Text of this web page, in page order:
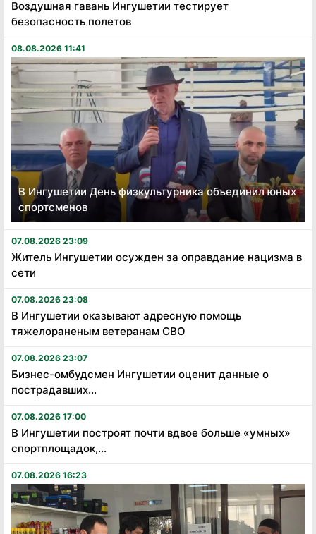
Воздушная гавань Ингушетии тестирует
безопасность полетов
08.08.2026 11:41
В Ингушетии День физкультурника объединил юных
спортсменов
07.08.2026 23:09
Житель Ингушетии осужден за оправдание нацизма в
сети
07.08.2026 23:08
В Ингушетии оказывают адресную помощь
тяжелораненым ветеранам СВО
07.08.2026 23:07
Бизнес-омбудсмен Ингушетии оценит данные о
пострадавших...
07.08.2026 17:00
В Ингушетии построят почти вдвое больше «умных»
спортплощадок,...
07.08.2026 16:23